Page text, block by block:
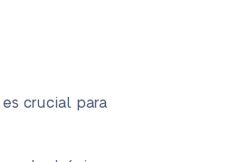
crucial para